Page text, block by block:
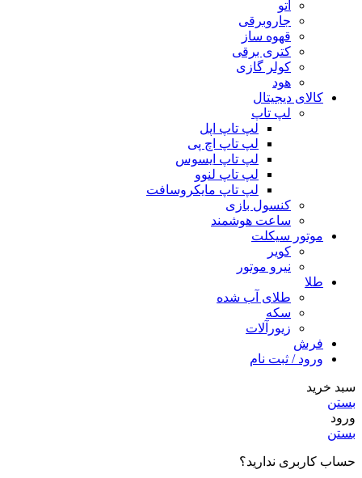
اتو
جاروبرقی
قهوه ساز
کتری برقی
کولر گازی
هود
کالای دیجیتال
لپ تاپ
لپ تاپ اپل
لپ تاپ اچ پی
لپ تاپ ایسوس
لپ تاپ لنوو
لپ تاپ مایکروسافت
کنسول بازی
ساعت هوشمند
موتور سیکلت
کویر
نیرو موتور
طلا
طلای آب شده
سکه
زیورآلات
فرش
ورود / ثبت نام
سبد خرید
بستن
ورود
بستن
حساب کاربری ندارید؟